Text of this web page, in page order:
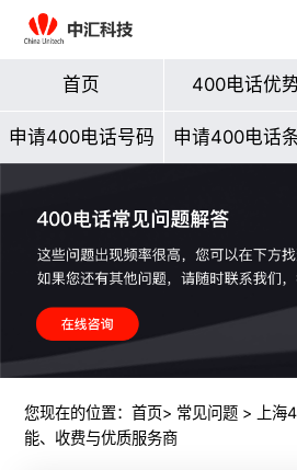
首页 400电话优
申请400电话号码 申请400电话
您现在的位置： 首页> 常见问题> 上海
能、收费与优质服务商